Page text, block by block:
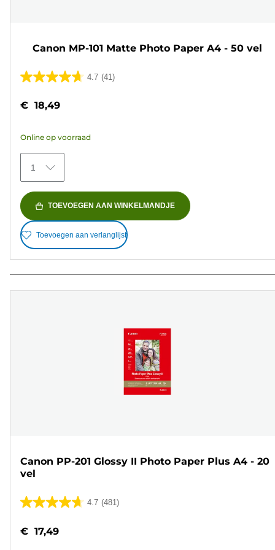
Canon MP-101 Matte Photo Paper A4 - 50 vel
4.7 (41)
4.7
de
sterren.
41
beoordelingen
€ 18,49
Online op voorraad
1
TOEVOEGEN AAN WINKELMANDJE
Toevoegen aan verlanglijst
Canon PP-201 Glossy II Photo Paper Plus A4 - 20
vel
4.7 (481)
4.7
de
€ 17,49